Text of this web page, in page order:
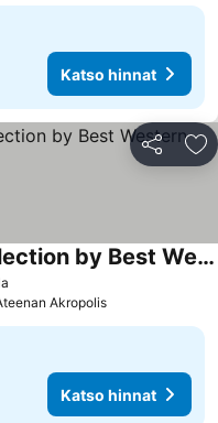
Katso hinnat
Jaa
Dorian Inn, Sure Hotel Collection by Best Western
Akropolis
Katso hinnat